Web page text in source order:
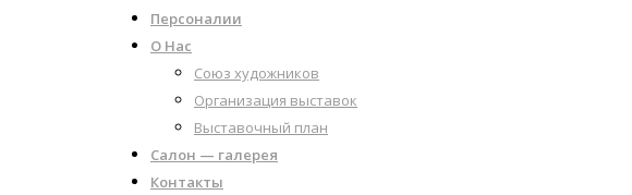
Персоналии
О Нас
Союз художников
Организация выставок
Выставочный план
Салон — галерея
Контакты